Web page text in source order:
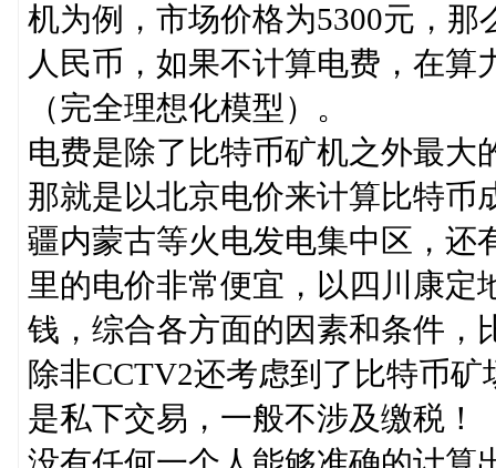
机为例，市场价格为5300元，那
人民币，如果不计算电费，在算
（完全理想化模型）。
电费是除了比特币矿机之外最大
那就是以北京电价来计算比特币
疆内蒙古等火电发电集中区，还
里的电价非常便宜，以四川康定
钱，综合各方面的因素和条件，
除非CCTV2还考虑到了比特币
是私下交易，一般不涉及缴税！